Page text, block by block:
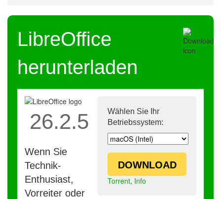
LibreOffice
herunterladen
Wählen Sie Ihr
Betriebssystem:
DOWNLOAD
Torrent, Info
26.2.5
Wenn Sie
Technik-
Enthusiast,
Vorreiter oder